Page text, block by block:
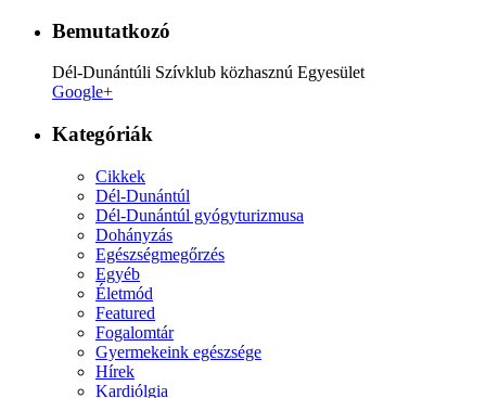
Bemutatkozó
Dél-Dunántúli Szívklub közhasznú Egyesület
Google+
Kategóriák
Cikkek
Dél-Dunántúl
Dél-Dunántúl gyógyturizmusa
Dohányzás
Egészségmegőrzés
Egyéb
Életmód
Featured
Fogalomtár
Gyermekeink egészsége
Hírek
Kardiólgia